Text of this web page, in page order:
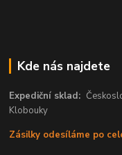
Kde nás najdete
Expediční sklad:
Klobouky
Zásilky odesíláme po